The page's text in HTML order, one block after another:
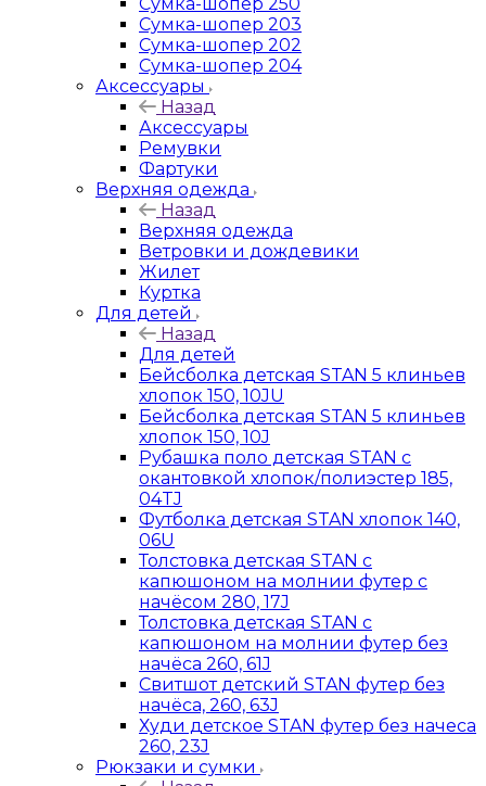
Сумка-шопер 203
Сумка-шопер 202
Сумка-шопер 204
Аксессуары
Назад
Аксессуары
Ремувки
Фартуки
Верхняя одежда
Назад
Верхняя одежда
Ветровки и дождевики
Жилет
Куртка
Для детей
Назад
Для детей
Бейсболка детская STAN 5 клиньев
хлопок 150, 10JU
Бейсболка детская STAN 5 клиньев
хлопок 150, 10J
Рубашка поло детская STAN с
окантовкой хлопок/полиэстер 185,
04TJ
Футболка детская STAN хлопок 140,
06U
Толстовка детская STAN с
капюшоном на молнии футер с
начёсом 280, 17J
Толстовка детская STAN с
капюшоном на молнии футер без
начёса 260, 61J
Свитшот детский STAN футер без
начёса, 260, 63J
Худи детское STAN футер без начеса
260, 23J
Рюкзаки и сумки